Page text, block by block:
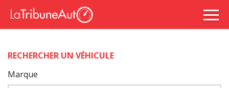
RECHERCHER UN VÉHICULE
Marque